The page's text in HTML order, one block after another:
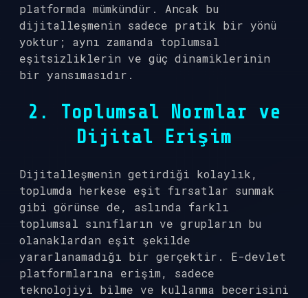
platformda mümkündür. Ancak bu
dijitalleşmenin sadece pratik bir yönü
yoktur; aynı zamanda toplumsal
eşitsizliklerin ve güç dinamiklerinin
bir yansımasıdır.
2. Toplumsal Normlar ve
Dijital Erişim
Dijitalleşmenin getirdiği kolaylık,
toplumda herkese eşit fırsatlar sunmak
gibi görünse de, aslında farklı
toplumsal sınıfların ve grupların bu
olanaklardan eşit şekilde
yararlanamadığı bir gerçektir. E-devlet
platformlarına erişim, sadece
teknolojiyi bilme ve kullanma becerisini